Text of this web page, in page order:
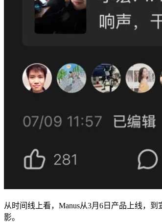
从时间线上看，Manus从3月6日产品上线，
影。